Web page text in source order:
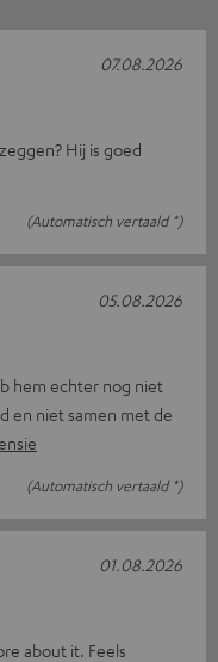
Hij is goed
(Automatisch vertaald *)
07.08.2026
hem echter nog niet
en niet samen met de
(Automatisch vertaald *)
05.08.2026
about it. Feels
01.08.2026